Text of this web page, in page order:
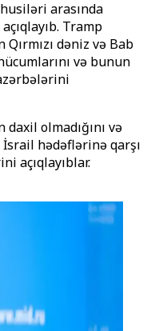
arasında
Tramp
dəniz və Bab
və bunun
olmadığını və
hədəflərinə qarşı
açıqlayıblar.